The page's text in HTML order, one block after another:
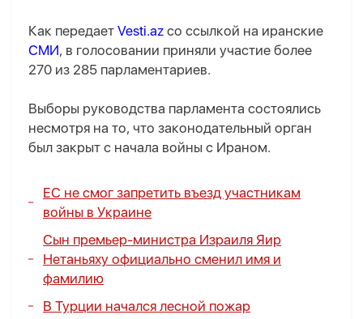
Как передает Vesti.az со ссылкой на иранские
СМИ, в голосовании приняли участие более
270 из 285 парламентариев.
Выборы руководства парламента состоялись
несмотря на то, что законодательный орган
был закрыт с начала войны с Ираном.
ЕС не смог запретить въезд участникам
войны в Украине
Сын премьер-министра Израиля Яир
Нетаньяху официально сменил имя и
фамилию
В Турции начался лесной пожар